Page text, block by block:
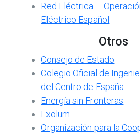
Red Eléctrica –
Eléctrico Español
Otros
Consejo de Estado
Colegio Oficial de
del Centro de España
Energía sin Fronteras
Exolum
Organización para la